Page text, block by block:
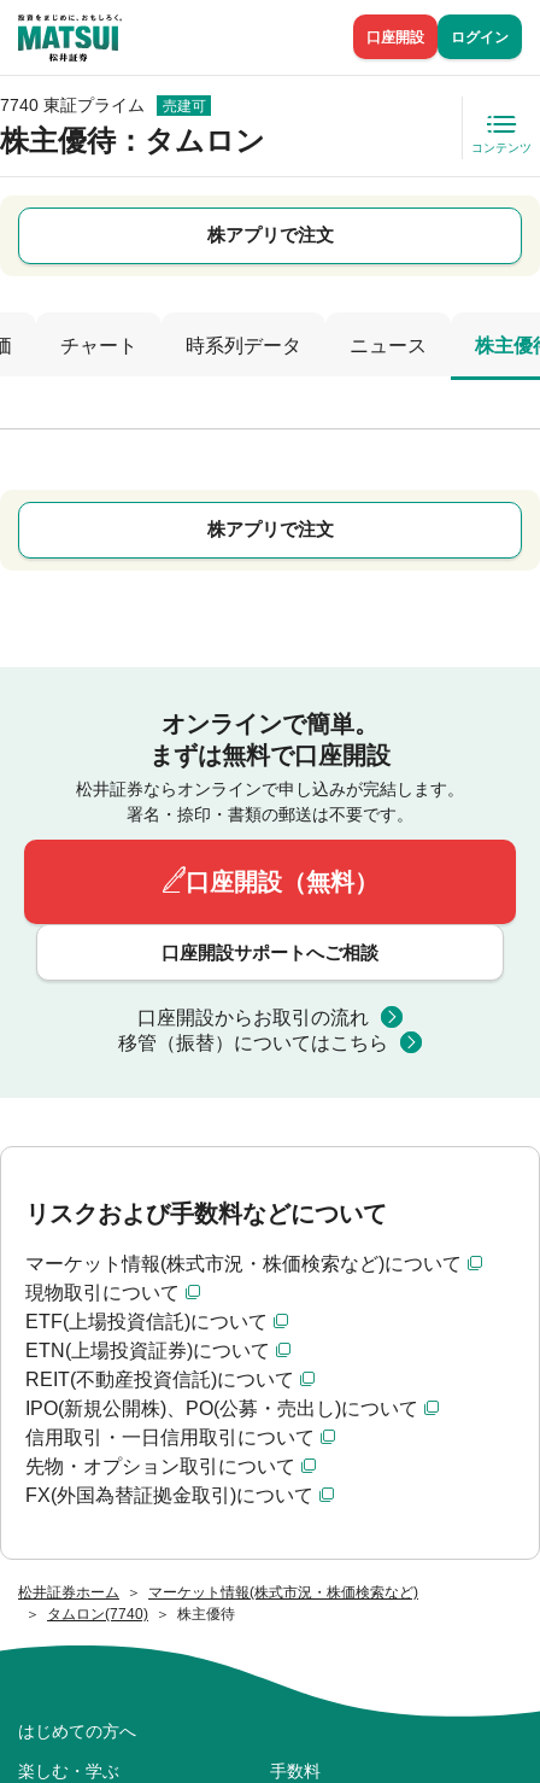
口座開設 ログイン
松井証券ホーム
マーケット情報(株式市況・株価検索など)
タムロン(7740)
株主優待
7740 東証プライム 売建可
株主優待：タムロン コンテンツ
株アプリで注文
チャート 時系列データ ニュース 株主優
株アプリで注文
オンラインで簡単。
まずは無料で口座開設
松井証券ならオンラインで申し込みが完結します。
署名・捺印・書類の郵送は不要です。
口座開設（無料）
口座開設サポートへご相談
口座開設からお取引の流れ
移管（振替）についてはこちら
リスクおよび手数料などについて
マーケット情報(株式市況・株価検索など)について
現物取引について
ETF(上場投資信託)について
ETN(上場投資証券)について
REIT(不動産投資信託)について
IPO(新規公開株)、PO(公募・売出し)について
信用取引・一日信用取引について
先物・オプション取引について
FX(外国為替証拠金取引)について
はじめての方へ
楽しむ・学ぶ 手数料